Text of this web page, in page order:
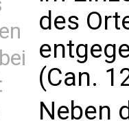
des
(Can.
Neben